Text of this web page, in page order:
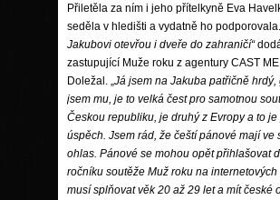
Přiletěla za ním i jeho přítelkyně Eva
seděla v hledišti a vydatně ho podporovala.
Jakubovi otevřou i dveře do zahraničí“
zastupující Muže roku z agentury CAST
Doležal. „Já jsem na Jakuba patřičně hrdý,
jsem mu, je to velká čest pro samotnou
Českou republiku, je druhý z Evropy a to
úspěch. Jsem rád, že čeští pánové mají ve
ohlas. Pánové se mohou opět přihlašovat
ročníku soutěže Muž roku na internetových
musí splňovat věk 20 až 29 let a mít české